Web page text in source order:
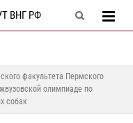
ВНГ РФ
факультета Пермского
олимпиаде по
собак